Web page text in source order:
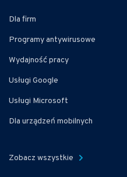
Dla firm
Programy antywirusowe
Wydajność pracy
Usługi Google
Usługi Microsoft
Dla urządzeń mobilnych
Zobacz wszystkie